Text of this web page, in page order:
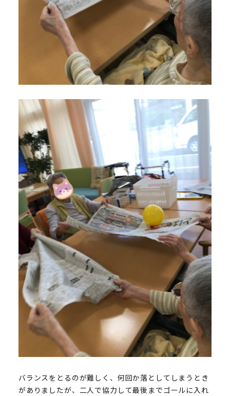
バランスをとるのが難しく、何回か落としてしまうとき
がありましたが、二人で協力して最後までゴールに入れ